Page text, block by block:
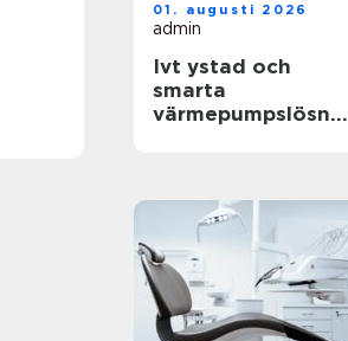
01. augusti 2026
admin
Ivt ystad och
smarta
värmepumpslösnin